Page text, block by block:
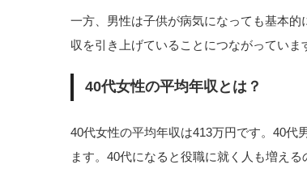
一方、男性は子供が病気になっても基本
収を引き上げていることにつながっていま
40代女性の平均年収とは？
40代女性の平均年収は413万円です。40代
ます。40代になると役職に就く人も増え